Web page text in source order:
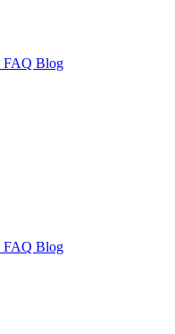
FAQ Blog
FAQ Blog